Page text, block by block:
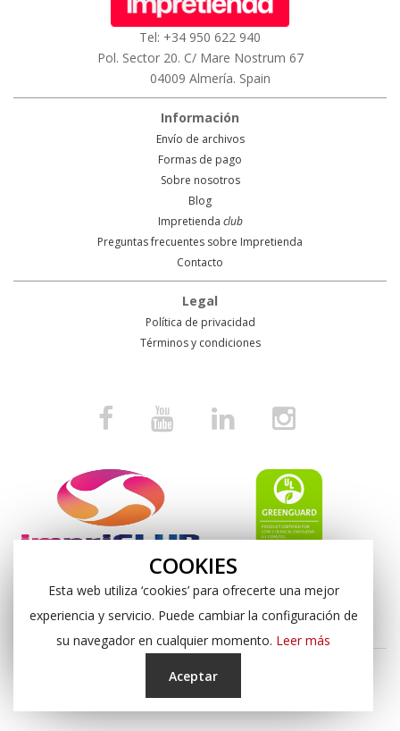
COOKIES
Esta web utiliza ‘cookies’ para ofrecerte una mejor
experiencia y servicio. Puede cambiar la configuración de
su navegador en cualquier momento. Leer más
Aceptar
Tel: +34 950 622 940
Pol. Sector 20. C/ Mare Nostrum 67
04009 Almería. Spain
Información
Envío de archivos
Formas de pago
Sobre nosotros
Blog
Impretienda club
Preguntas frecuentes sobre Impretienda
Contacto
Legal
Política de privacidad
Términos y condiciones